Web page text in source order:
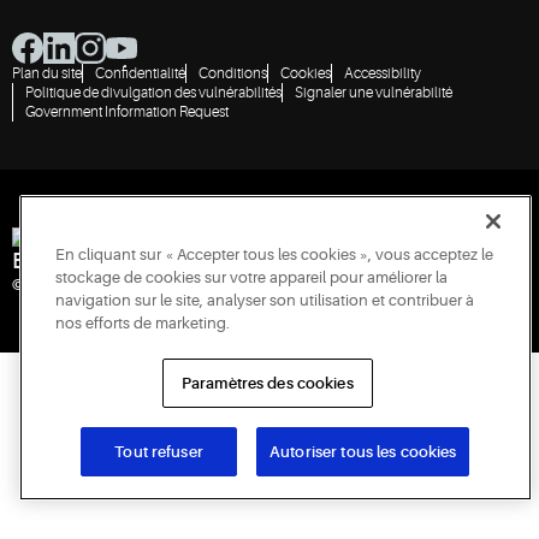
Plan du site Confidentialité Conditions Cookies
Accessibility
Politique de divulgation des vulnérabilités
Signaler une vulnérabilité
Government Information Request
Engineered for Sustainability
© 2026 Copeland LP. Tous droits réservés.
En cliquant sur « Accepter tous les cookies », vous acceptez le
stockage de cookies sur votre appareil pour améliorer la
navigation sur le site, analyser son utilisation et contribuer à
nos efforts de marketing.
Paramètres des cookies
Tout refuser Autoriser tous les cookies